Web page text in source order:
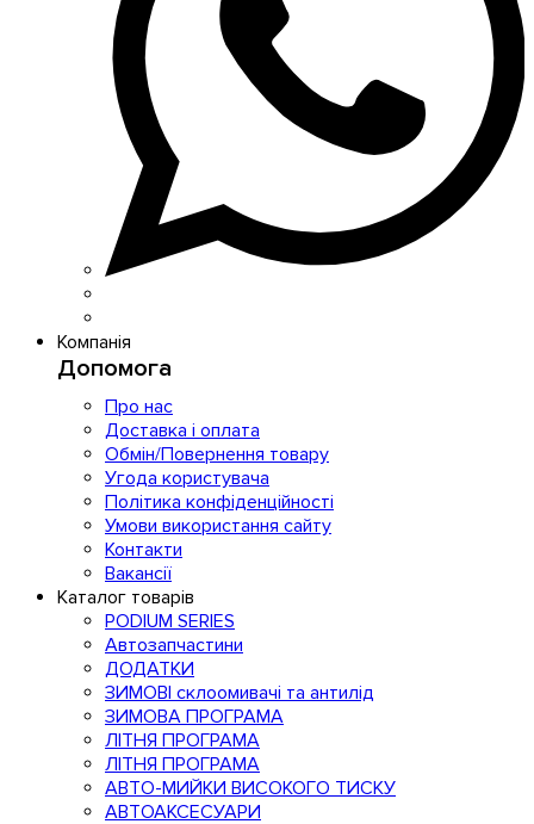
Компанія
Допомога
Про нас
Доставка і оплата
Обмін/Повернення товару
Угода користувача
Політика конфіденційності
Умови використання сайту
Контакти
Вакансії
Каталог товарів
PODIUM SERIES
Автозапчастини
ДОДАТКИ
ЗИМОВІ склоомивачі та антилід
ЗИМОВА ПРОГРАМА
ЛІТНЯ ПРОГРАМА
ЛІТНЯ ПРОГРАМА
АВТО-МИЙКИ ВИСОКОГО ТИСКУ
АВТОАКСЕСУАРИ